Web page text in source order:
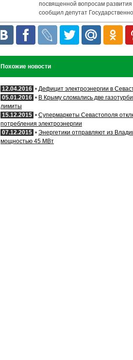
посвященной вопросам развития
сообщил депутат
Похожие новости
12.04.2016 • Дефицит электроэнергии в
05.01.2016 • В Крыму сломались две
лимиты
15.12.2015 • Супермаркеты Севастополя
потребления электроэнергии
07.12.2015 • Энергетики отправляют из
мощностью 45 МВт